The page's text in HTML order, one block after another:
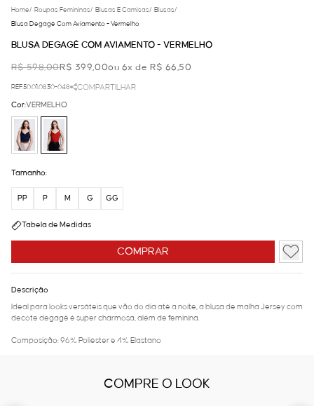
Home/ Roupas Femininas/ Blusas E Camisas/ Blusas/
Blusa Degagê Com Aviamento - Vermelho
BLUSA DEGAGÊ COM AVIAMENTO - VERMELHO
R$ 598,00R$ 399,00ou 6x de R$ 66,50
REF.50.01.0830-048 COMPARTILHAR
COMPRAR
Cor:VERMELHO
Tamanho:
PP P M G GG
Tabela de Medidas
Descrição
Ideal para looks versáteis que vão do dia até a noite, a blusa de malha Jersey com
decote degagê é super charmosa, além de feminina.
Composição: 96% Poliéster e 4% Elastano
COMPRE O LOOK